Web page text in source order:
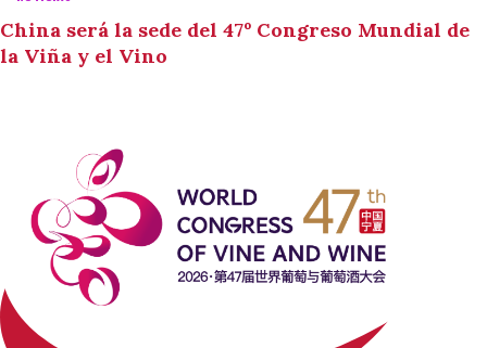
China será la sede del 47º Congreso Mundial de
la Viña y el Vino